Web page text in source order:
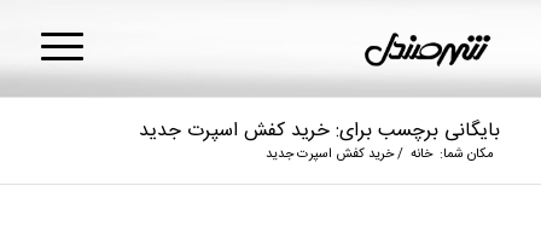
بایگانی برچسب برای: خرید کفش اسپرت جدید
مکان شما: خانه /خرید کفش اسپرت جدید